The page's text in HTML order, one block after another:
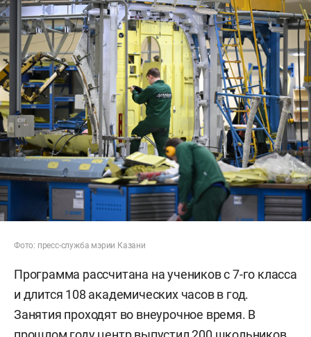
Фото: пресс-служба мэрии Казани
Программа рассчитана на учеников с 7-го класса
и длится 108 академических часов в год.
Занятия проходят во внеурочное время. В